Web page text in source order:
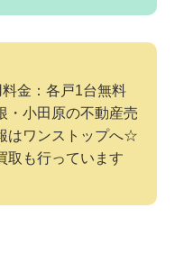
金：各戸1台無料
小田原の不動産売
はワンストップへ☆
取も行っています